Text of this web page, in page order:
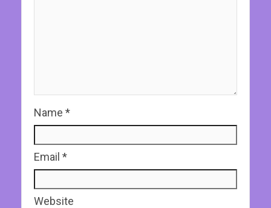
Name *
Email *
Website